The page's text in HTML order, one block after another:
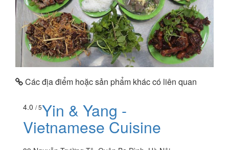
Các địa điểm hoặc sản phẩm khác có liên quan
4.0 / 5Yin & Yang -
Vietnamese Cuisine